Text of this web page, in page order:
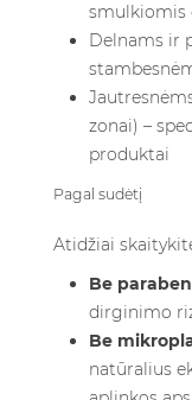
smulkiomis
Delnams ir
zonai) –
produktai
Pagal sudėtį
Atidžiai
Be
dirginimo
Be
natūralius